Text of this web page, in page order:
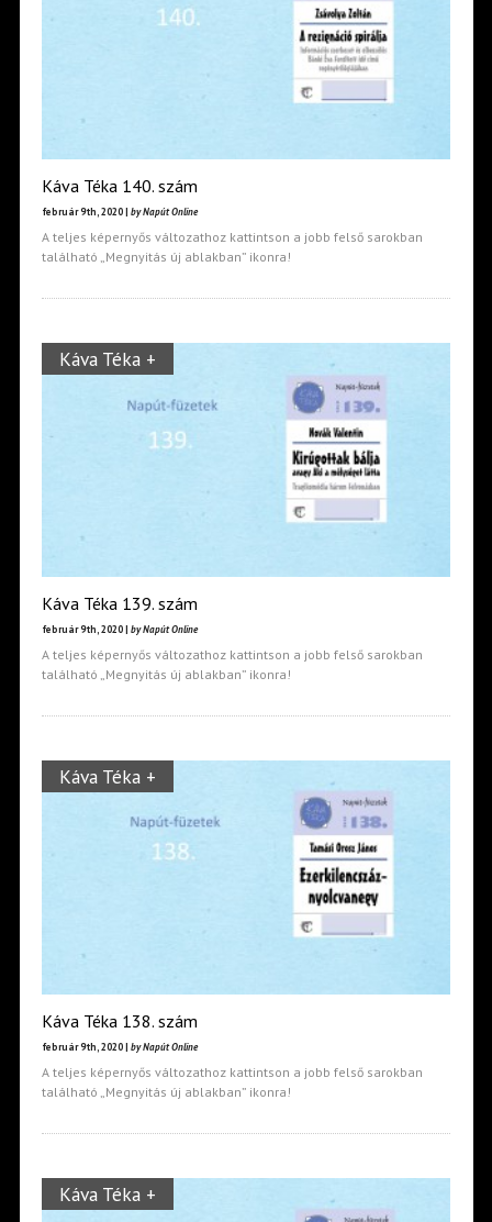
Káva Téka 140. szám
február 9th, 2020 | by Napút Online
A teljes képernyős változathoz kattintson a jobb felső sarokban
található „Megnyitás új ablakban” ikonra!
Káva Téka +
Káva Téka 139. szám
február 9th, 2020 | by Napút Online
A teljes képernyős változathoz kattintson a jobb felső sarokban
található „Megnyitás új ablakban” ikonra!
Káva Téka +
Káva Téka 138. szám
február 9th, 2020 | by Napút Online
A teljes képernyős változathoz kattintson a jobb felső sarokban
található „Megnyitás új ablakban” ikonra!
Káva Téka +